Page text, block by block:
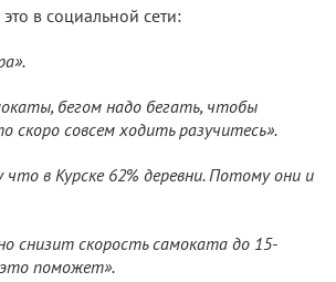
в социальной сети:
бегом надо бегать, чтобы
скоро совсем ходить разучитесь».
в Курске 62% деревни. Потому они и
снизит скорость самоката до 15-
поможет».